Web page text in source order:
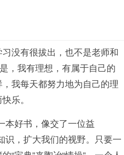
有很拔出，也不是老师和
，我有理想，有属于自己的
我每天都努力地为自己的理
乐。
好书，像交了一位益
识，扩大我们的视野。只要一